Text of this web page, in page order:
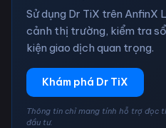
Sử dụng Dr TiX trên AnfinX
cảnh thị trường, kiểm tra
kiện giao dịch quan trọng.
Khám phá Dr TiX
Thông tin chỉ mang tính hỗ trợ đọc
đầu tư.